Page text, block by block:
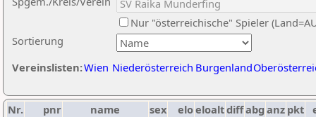
Sortierung
Nur "österreichische" Spieler
Vereinslisten:Wien Niederösterreich Burgenland
Nr. pnr name sex eloeloaltdiffabg anz pkt